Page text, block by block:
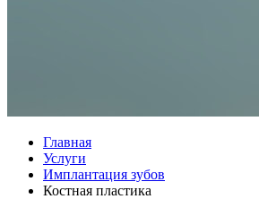
Главная
Услуги
Имплантация зубов
Костная пластика